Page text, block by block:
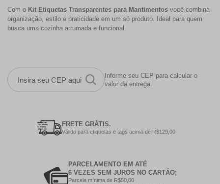
Com o Kit Etiquetas Transparentes para Mantimentos você combina
organização, estilo e praticidade em um só produto. Ideal para quem
busca uma cozinha arrumada e funcional.
Informe seu CEP para calcular o
valor da entrega.
FRETE GRÁTIS.
Válido para etiquetas e tags acima de R$129,00
PARCELAMENTO EM ATÉ
6 VEZES SEM JUROS NO CARTÁO;
Parcela mínima de R$50,00